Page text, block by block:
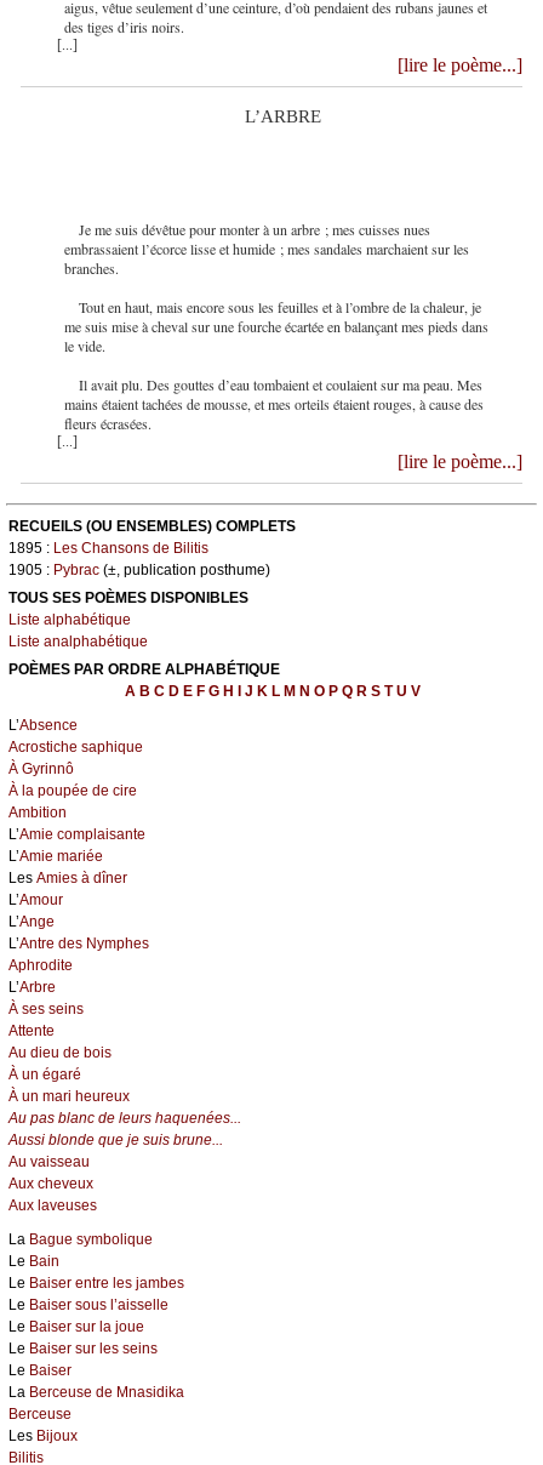
aigus, vêtue seulement d’une ceinture, d’où pendaient des rubans jaunes et
des tiges d’iris noirs.
[...]
[lire le poème...]
L’ARBRE
Je me suis dévêtue pour monter à un arbre ; mes cuisses nues
embrassaient l’écorce lisse et humide ; mes sandales marchaient sur les
branches.
Tout en haut, mais encore sous les feuilles et à l’ombre de la chaleur, je
me suis mise à cheval sur une fourche écartée en balançant mes pieds dans
le vide.
Il avait plu. Des gouttes d’eau tombaient et coulaient sur ma peau. Mes
mains étaient tachées de mousse, et mes orteils étaient rouges, à cause des
fleurs écrasées.
[...]
[lire le poème...]
RECUEILS (OU ENSEMBLES) COMPLETS
1895 : Les Chansons de Bilitis
1905 : Pybrac (±, publication posthume)
TOUS SES POÈMES DISPONIBLES
Liste alphabétique
Liste analphabétique
POÈMES PAR ORDRE ALPHABÉTIQUE
A B C D E F G H I J K L M N O P Q R S TU V
L’Absence
Acrostiche saphique
À Gyrinnô
À la poupée de cire
Ambition
L’Amie complaisante
L’Amie mariée
Les Amies à dîner
L’Amour
L’Ange
L’Antre des Nymphes
Aphrodite
L’Arbre
À ses seins
Attente
Au dieu de bois
À un égaré
À un mari heureux
Au pas blanc de leurs haquenées...
Aussi blonde que je suis brune...
Au vaisseau
Aux cheveux
Aux laveuses
La Bague symbolique
Le Bain
Le Baiser entre les jambes
Le Baiser sous l’aisselle
Le Baiser sur la joue
Le Baiser sur les seins
Le Baiser
La Berceuse de Mnasidika
Berceuse
Les Bijoux
Bilitis